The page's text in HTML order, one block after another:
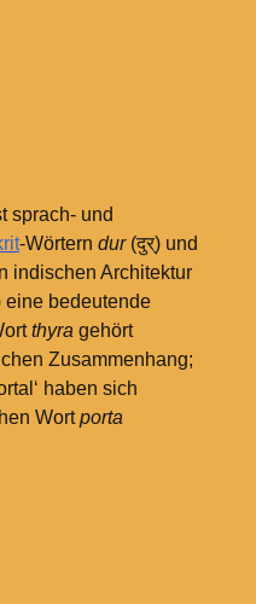
sprach- und
-Wörtern dur(दुर्) und
indischen Architektur
eine bedeutende
thyra gehört
Zusammenhang;
haben sich
Wortporta